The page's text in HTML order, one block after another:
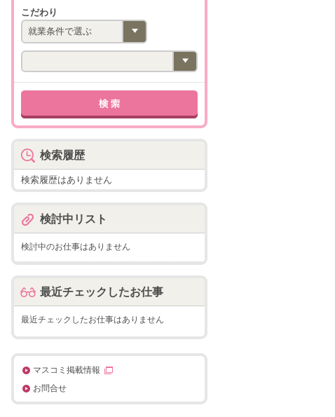
こだわり
検索履歴
検索履歴はありません
検討中リスト
検討中のお仕事はありません
最近チェックしたお仕事
最近チェックしたお仕事はありません
マスコミ掲載情報
お問合せ